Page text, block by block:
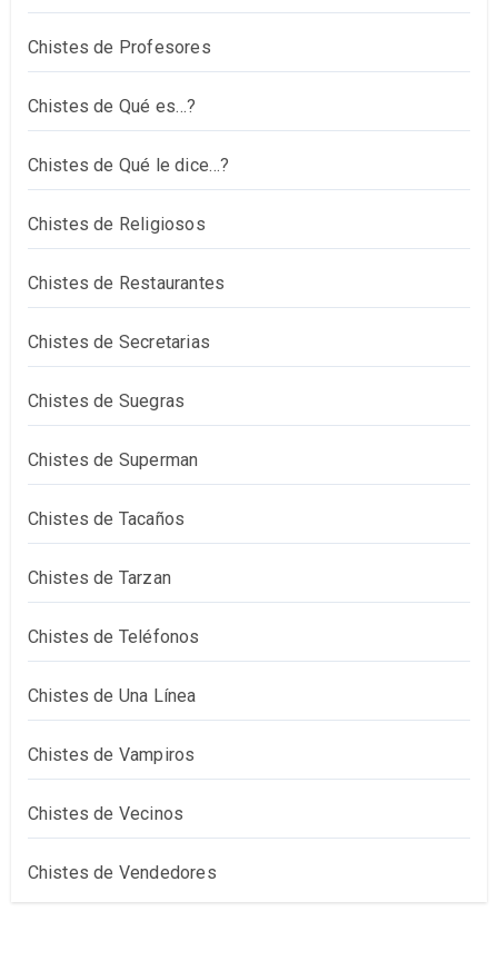
Chistes de Profesores
Chistes de Qué es…?
Chistes de Qué le dice…?
Chistes de Religiosos
Chistes de Restaurantes
Chistes de Secretarias
Chistes de Suegras
Chistes de Superman
Chistes de Tacaños
Chistes de Tarzan
Chistes de Teléfonos
Chistes de Una Línea
Chistes de Vampiros
Chistes de Vecinos
Chistes de Vendedores